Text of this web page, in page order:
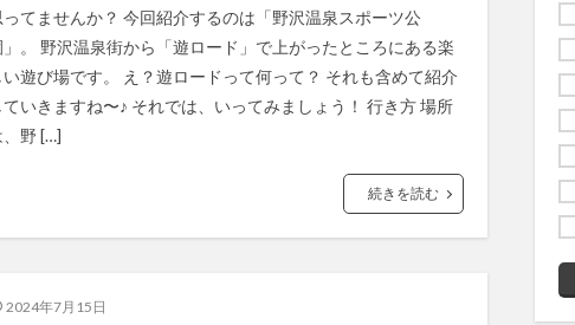
ってませんか？ 今回紹介するのは「野沢温泉スポーツ公
」。 野沢温泉街から「遊ロード」で上がったところにある楽
い遊び場です。 え？遊ロードって何って？ それも含めて紹介
ていきますね〜♪ それでは、いってみましょう！ 行き方 場所
、野 […]
続きを読む
2024年7月15日